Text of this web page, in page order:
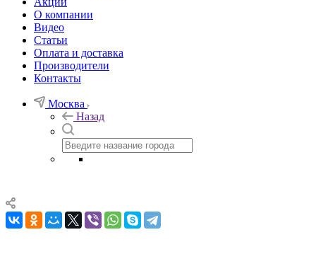
О компании
Видео
Статьи
Оплата и доставка
Производители
Контакты
Москва
Назад